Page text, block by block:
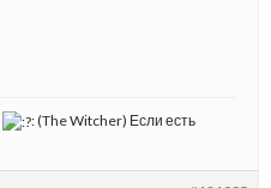
: (The Witcher) Если есть